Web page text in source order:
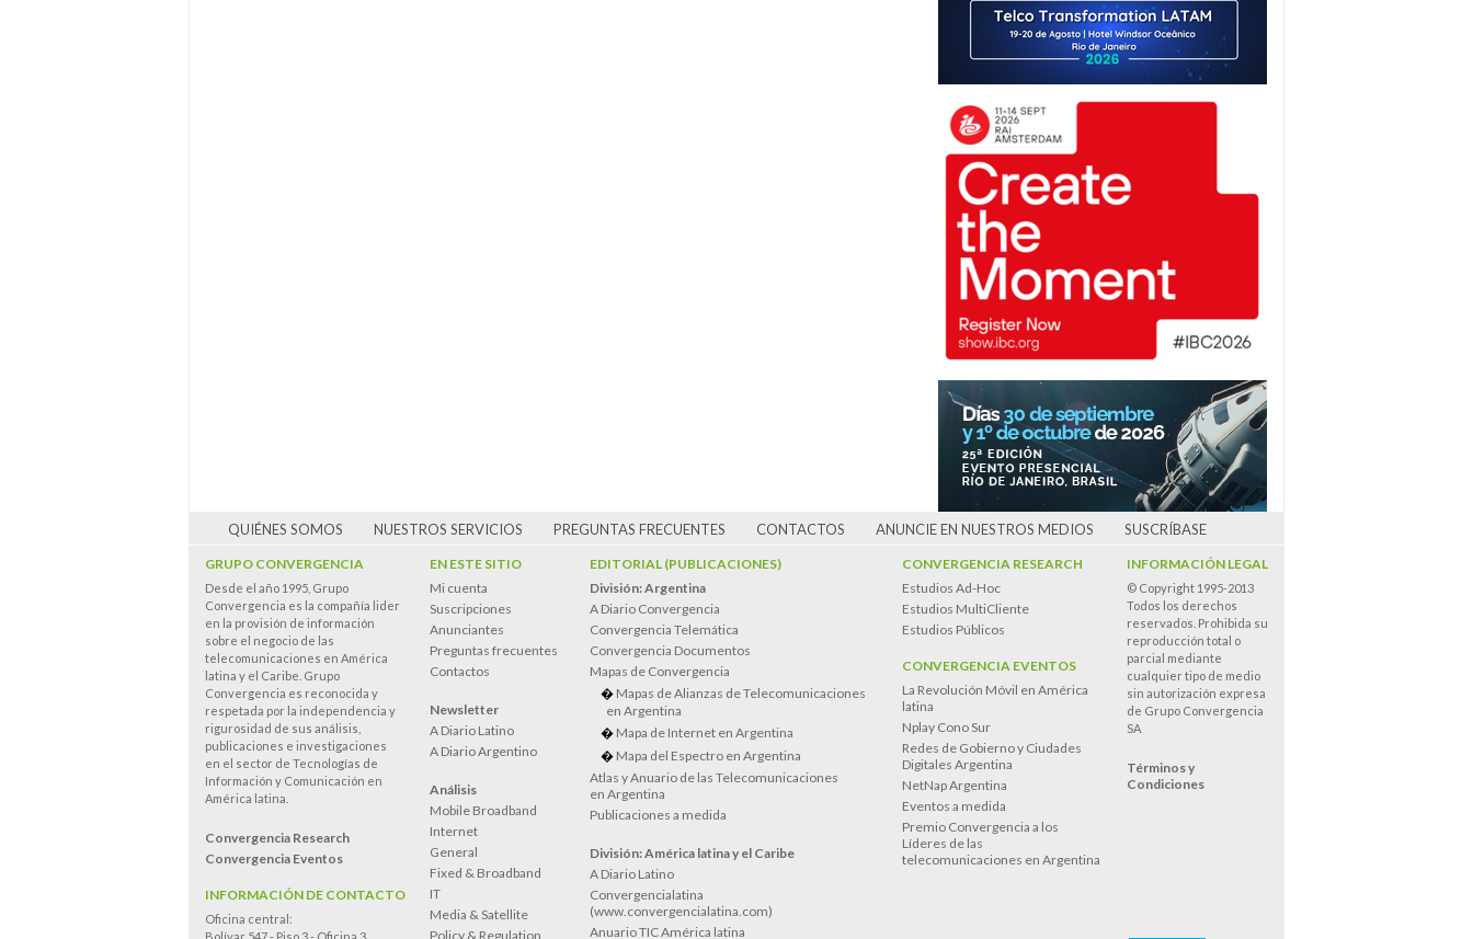
QUIÉNES SOMOS NUESTROS SERVICIOS PREGUNTAS FRECUENTES CONTACTOS ANUNCIE EN NUESTROS MEDIOS SUSCRÍBASE
GRUPO CONVERGENCIA
Desde el año 1995, Grupo
Convergencia es la compañía lider
en la provisión de información
sobre el negocio de las
telecomunicaciones en América
latina y el Caribe. Grupo
Convergencia es reconocida y
respetada por la independencia y
rigurosidad de sus análisis,
publicaciones e investigaciones
en el sector de Tecnologías de
Información y Comunicación en
América latina.
Convergencia Research
Convergencia Eventos
INFORMACIÓN DE CONTACTO
Oficina central:
EN ESTE SITIO
Mi cuenta
Suscripciones
Anunciantes
Preguntas frecuentes
Contactos
Newsletter
A Diario Latino
A Diario Argentino
Análisis
Mobile Broadband
Internet
General
Fixed & Broadband
IT
Media & Satellite
Policy & Regulation
EDITORIAL (PUBLICACIONES)
División: Argentina
A Diario Convergencia
Convergencia Telemática
Convergencia Documentos
Mapas de Convergencia
Mapas de Alianzas de Telecomunicaciones
en Argentina
Mapa de Internet en Argentina
Mapa del Espectro en Argentina
Atlas y Anuario de las Telecomunicaciones
en Argentina
Publicaciones a medida
División: América latina y el Caribe
A Diario Latino
Convergencialatina
(www.convergencialatina.com)
Anuario TIC América latina
CONVERGENCIA RESEARCH
Estudios Ad-Hoc
Estudios MultiCliente
Estudios Públicos
CONVERGENCIA EVENTOS
La Revolución Móvil en América
latina
Nplay Cono Sur
Redes de Gobierno y Ciudades
Digitales Argentina
NetNap Argentina
Eventos a medida
Premio Convergencia a los
Líderes de las
telecomunicaciones en Argentina
INFORMACIÓN LEGAL
© Copyright 1995-2013
Todos los derechos
reservados. Prohibida su
reproducción total o
parcial mediante
cualquier tipo de medio
sin autorización expresa
de Grupo Convergencia
SA
Términos y
Condiciones